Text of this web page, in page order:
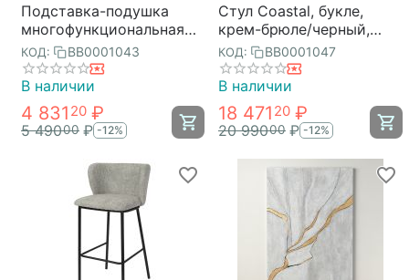
Подставка-подушка
многофункциональная
Homey, черная,
Bergenson Bjorn
КОД: BB0001043
В наличии
4 831 20 ₽
5 49000 ₽ -12%
Стул Coastal, букле,
крем-брюле/черный,
Bergenson Bjorn
КОД: BB0001047
В наличии
18 471 20 ₽
20 99000 ₽ -12%